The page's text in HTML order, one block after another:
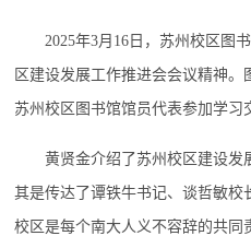
2025年3月16日，苏州校区图
区建设发展工作推进会会议精神
苏州校区图书馆馆员代表参加学习
黄贤金介绍了苏州校区建设发
其是传达了谭铁牛书记、谈哲敏校
校区是每个南大人义不容辞的共